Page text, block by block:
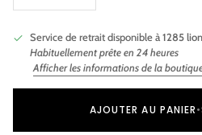
Service de retrait disponible à1285
Habituellement prête en 24 heures
Afficher les informations de la
AJOUTER AU PANIER•